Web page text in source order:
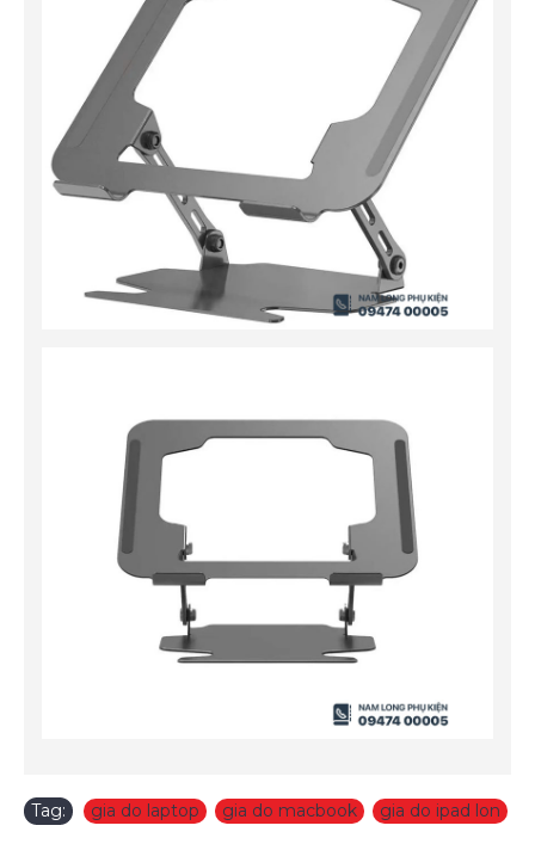
Tag: gia do laptop gia do macbook gia do ipad lon